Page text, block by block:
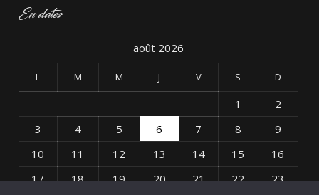
En dates
août 2026
L M M J V S D
1
2
3
4 5 6 7 8
9
10
11 12 13 14 15
16
17
18 19 20 21 22 23